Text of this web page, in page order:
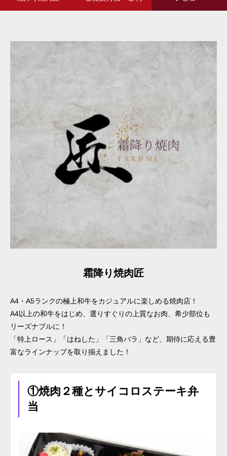
霜降り焼肉匠
A4・A5ランクの極上和牛をカジュアルに楽しめる焼肉店！
A4以上の和牛をはじめ、選りすぐりの上質なお肉、希少部位も
リーズナブルに！
「特上ロース」「はねした」「三角バラ」など、期待に応える豊
富なラインナップを取り揃えました！
①焼肉２種とサイコロステーキ弁
当